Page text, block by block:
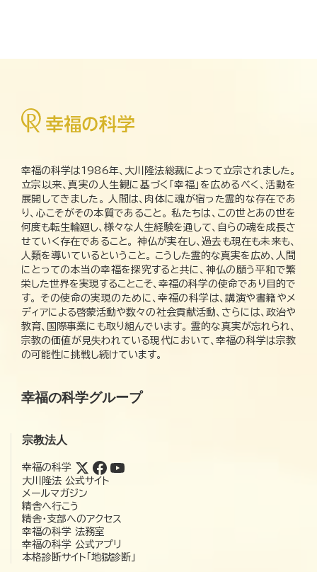
幸福の科学は1986年、大川隆法総裁によって立宗されました。
立宗以来、真実の人生観に基づく「幸福」を広めるべく、活動を
展開してきました。 人間は、肉体に魂が宿った霊的な存在であ
り、心こそがその本質であること。 私たちは、この世とあの世を
何度も転生輪廻し、様々な人生経験を通して、自らの魂を成長さ
せていく存在であること。 神仏が実在し、過去も現在も未来も、
人類を導いているということ。 こうした霊的な真実を広め、人間
にとっての本当の幸福を探究すると共に、神仏の願う平和で繁
栄した世界を実現することこそ、幸福の科学の使命であり目的で
す。 その使命の実現のために、幸福の科学は、講演や書籍やメ
ディアによる啓蒙活動や数々の社会貢献活動、さらには、政治や
教育、国際事業にも取り組んでいます。 霊的な真実が忘れられ、
宗教の価値が見失われている現代において、幸福の科学は宗教
の可能性に挑戦し続けています。
幸福の科学グループ
宗教法人
幸福の科学
大川隆法 公式サイト
メールマガジン
精舎へ行こう
精舎・支部へのアクセス
幸福の科学 法務室
幸福の科学 公式アプリ
本格診断サイト「地獄診断」